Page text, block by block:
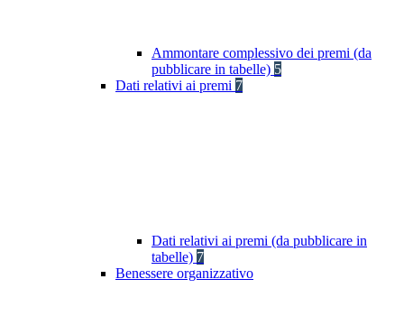
Ammontare complessivo dei premi (da
pubblicare in tabelle) 5
Dati relativi ai premi 7
Dati relativi ai premi (da pubblicare in
tabelle) 7
Benessere organizzativo